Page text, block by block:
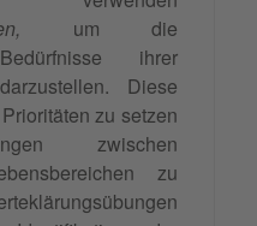
um die
ihrer
Diese
zu setzen
zwischen
zu